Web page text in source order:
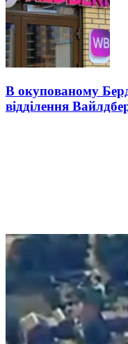
В окупованому
відділення